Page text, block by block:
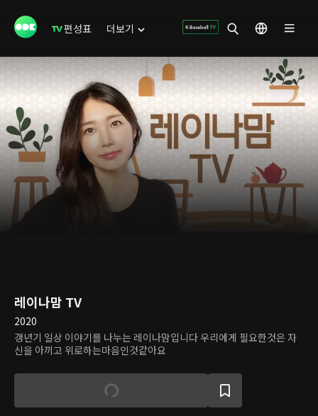
편성표 더보기
레이나맘 TV
2020
갱년기 일상 이야기를 나누는 레이나맘입니다 우리에게 필요한것은 자
신을 아끼고 위로하는마음인것같아요